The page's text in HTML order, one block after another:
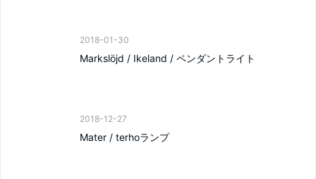
2018-01-30
Markslöjd / Ikeland / ペンダントライト
2018-12-27
Mater / terhoランプ